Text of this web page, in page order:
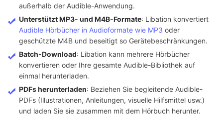
außerhalb der Audible-Anwendung.
Unterstützt MP3- und M4B-Formate: Libation konvertiert
Audible Hörbücher in Audioformate wie MP3 oder
geschützte M4B und beseitigt so Gerätebeschränkungen.
Batch-Download: Libation kann mehrere Hörbücher
konvertieren oder Ihre gesamte Audible-Bibliothek auf
einmal herunterladen.
PDFs herunterladen: Beziehen Sie begleitende Audible-
PDFs (Illustrationen, Anleitungen, visuelle Hilfsmittel usw.)
und laden Sie sie zusammen mit dem Hörbuch herunter.